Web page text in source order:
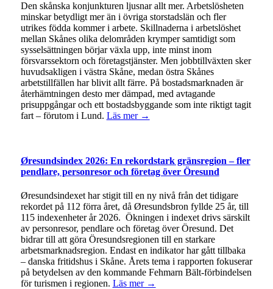
Den skånska konjunkturen ljusnar allt mer. Arbetslösheten
minskar betydligt mer än i övriga storstadslän och fler
utrikes födda kommer i arbete. Skillnaderna i arbetslöshet
mellan Skånes olika delområden krymper samtidigt som
sysselsättningen börjar växla upp, inte minst inom
försvarssektorn och företagstjänster. Men jobbtillväxten sker
huvudsakligen i västra Skåne, medan östra Skånes
arbetstillfällen har blivit allt färre. På bostadsmarknaden är
återhämtningen desto mer dämpad, med avtagande
prisuppgångar och ett bostadsbyggande som inte riktigt tagit
fart – förutom i Lund. Läs mer →
Øresundsindex 2026: En rekordstark gränsregion – fler
pendlare, personresor och företag över Öresund
Øresundsindexet har stigit till en ny nivå från det tidigare
rekordet på 112 förra året, då Øresundsbron fyllde 25 år, till
115 indexenheter år 2026. Ökningen i indexet drivs särskilt
av personresor, pendlare och företag över Öresund. Det
bidrar till att göra Öresundsregionen till en starkare
arbetsmarknadsregion. Endast en indikator har gått tillbaka
– danska fritidshus i Skåne. Årets tema i rapporten fokuserar
på betydelsen av den kommande Fehmarn Bält-förbindelsen
för turismen i regionen. Läs mer →